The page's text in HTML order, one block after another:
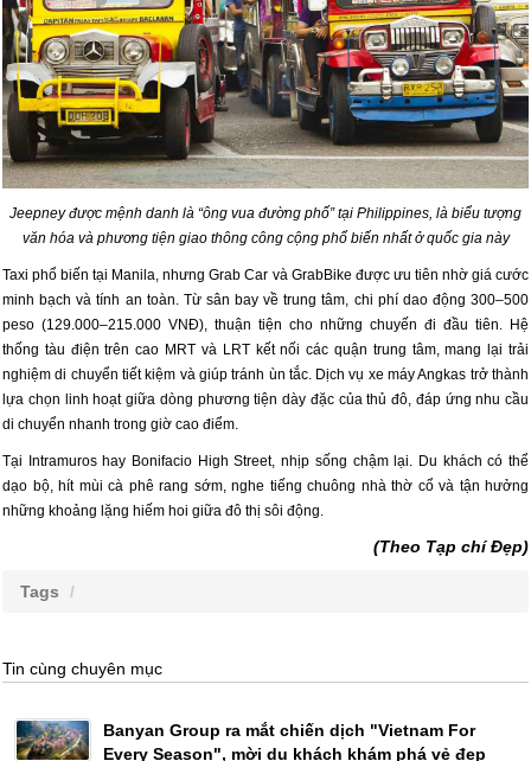
Jeepney được mệnh danh là “ông vua đường phố” tại Philippines, là biểu tượng
văn hóa và phương tiện giao thông công cộng phổ biến nhất ở quốc gia này
Taxi phổ biến tại Manila, nhưng Grab Car và GrabBike được ưu tiên nhờ giá cước
minh bạch và tính an toàn. Từ sân bay về trung tâm, chi phí dao động 300–500
peso (129.000–215.000 VNĐ), thuận tiện cho những chuyến đi đầu tiên. Hệ
thống tàu điện trên cao MRT và LRT kết nối các quận trung tâm, mang lại trải
nghiệm di chuyển tiết kiệm và giúp tránh ùn tắc. Dịch vụ xe máy Angkas trở thành
lựa chọn linh hoạt giữa dòng phương tiện dày đặc của thủ đô, đáp ứng nhu cầu
di chuyển nhanh trong giờ cao điểm.
Tại Intramuros hay Bonifacio High Street, nhịp sống chậm lại. Du khách có thể
dạo bộ, hít mùi cà phê rang sớm, nghe tiếng chuông nhà thờ cổ và tận hưởng
những khoảng lặng hiếm hoi giữa đô thị sôi động.
(Theo Tạp chí Đẹp)
Tags
Tin cùng chuyên mục
Banyan Group ra mắt chiến dịch "Vietnam For
Every Season", mời du khách khám phá vẻ đẹp